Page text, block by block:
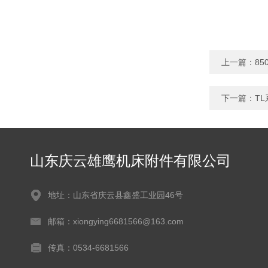
上一篇：
下一篇： TL
山东庆云雄鹰机床附件有限公司
地址：山东省庆云县鑫盛工业园46号
邮箱：xiongying6681566@163.com
传真：0534-6681566